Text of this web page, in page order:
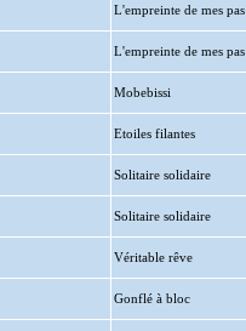
L'empreinte de mes pas
L'empreinte de mes pas
Mobebissi
Etoiles filantes
Solitaire solidaire
Solitaire solidaire
Véritable rêve
Gonflé à bloc